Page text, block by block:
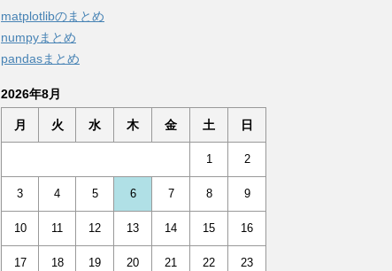
matplotlibのまとめ
numpyまとめ
pandasまとめ
2026年8月
月 火 水 木 金 土 日
1 2
3 4 5 6 7 8 9
10 11 12 13 14 15 16
17 18 19 20 21 22 23